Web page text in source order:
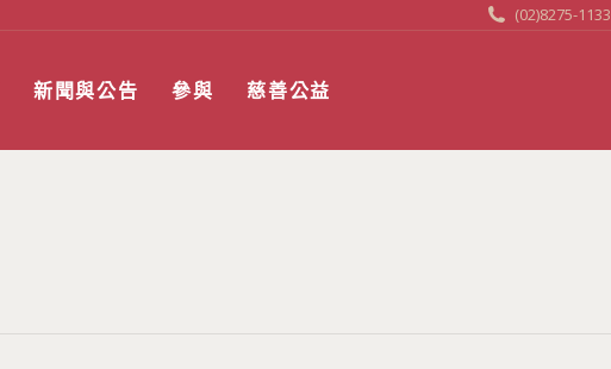
(02)8275-1133
新聞與公告 參與 慈善公益